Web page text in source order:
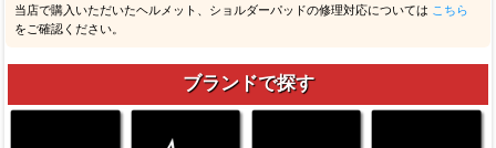
当店で購入いただいたヘルメット、ショルダーパッドの修理対応については こちら
をご確認ください。
ブランドで探す